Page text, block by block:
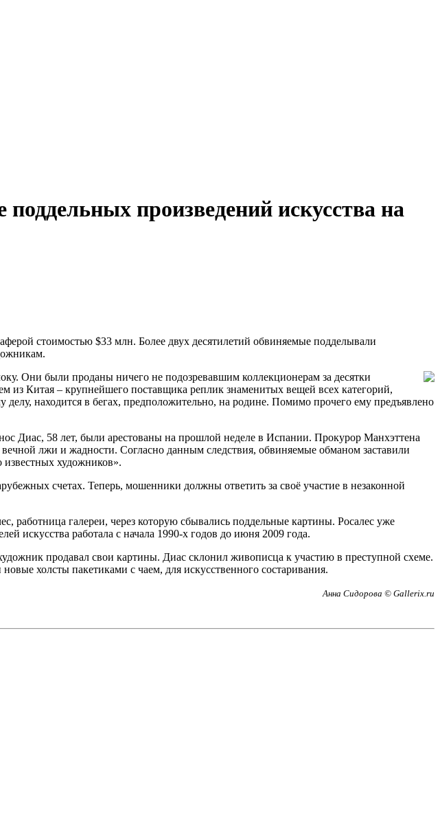
произведений искусства на
стоимостью $33 млн. Более двух десятилетий обвиняемые подделывали
Они были проданы ничего не подозревавшим коллекционерам за десятки
Китая – крупнейшего поставщика реплик знаменитых вещей всех категорий,
находится в бегах, предположительно, на родине. Помимо прочего ему предъявлено
Диас, 58 лет, были арестованы на прошлой неделе в Испании. Прокурор Манхэттена
лжи и жадности. Согласно данным следствия, обвиняемые обманом заставили
известных художников».
счетах. Теперь, мошенники должны ответить за своё участие в незаконной
галереи, через которую сбывались поддельные картины. Росалес уже
искусства работала с начала 1990-х годов до июня 2009 года.
продавал свои картины. Диас склонил живописца к участию в преступной схеме.
холсты пакетиками с чаем, для искусственного состаривания.
Анна Сидорова © Gallerix.ru